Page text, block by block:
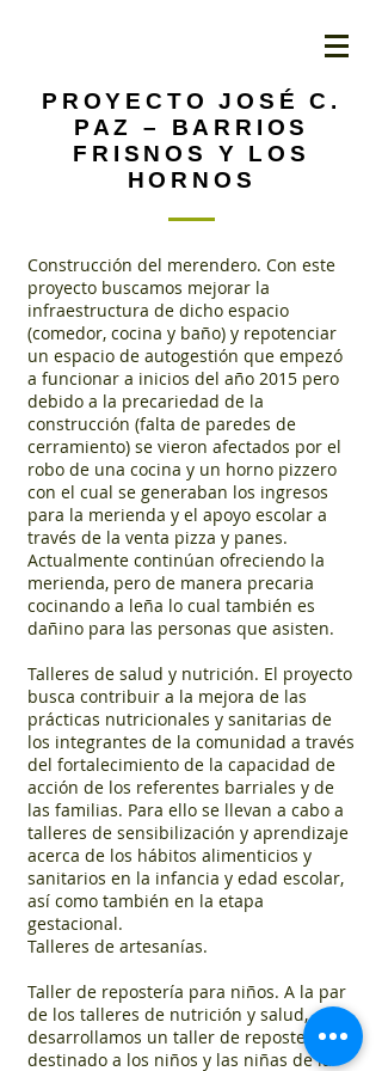
PROYECTO JOSÉ C.
PAZ – BARRIOS
FRISNOS Y LOS
HORNOS
Construcción del merendero. Con este
proyecto buscamos mejorar la
infraestructura de dicho espacio
(comedor, cocina y baño) y repotenciar
un espacio de autogestión que empezó
a funcionar a inicios del año 2015 pero
debido a la precariedad de la
construcción (falta de paredes de
cerramiento) se vieron afectados por el
robo de una cocina y un horno pizzero
con el cual se generaban los ingresos
para la merienda y el apoyo escolar a
través de la venta pizza y panes.
Actualmente continúan ofreciendo la
merienda, pero de manera precaria
cocinando a leña lo cual también es
dañino para las personas que asisten.
Talleres de salud y nutrición. El proyecto
busca contribuir a la mejora de las
prácticas nutricionales y sanitarias de
los integrantes de la comunidad a través
del fortalecimiento de la capacidad de
acción de los referentes barriales y de
las familias. Para ello se llevan a cabo a
talleres de sensibilización y aprendizaje
acerca de los hábitos alimenticios y
sanitarios en la infancia y edad escolar,
así como también en la etapa
gestacional.
Talleres de artesanías.
Taller de repostería para niños. A la par
de los talleres de nutrición y salud,
desarrollamos un taller de repostería
destinado a los niños y las niñas de la